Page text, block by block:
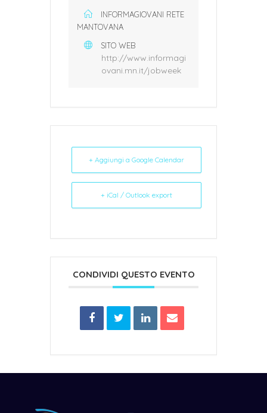
INFORMAGIOVANI RETE
MANTOVANA
SITO WEB
http://www.informagi
ovani.mn.it/jobweek
+ Aggiungi a Google Calendar
+ iCal / Outlook export
CONDIVIDI QUESTO EVENTO